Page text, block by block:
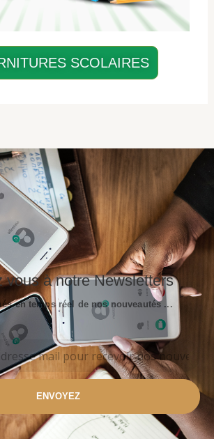
SCOLAIRES
vous à notre Newsletters
en temps réel de nos nouveautés ...
ENVOYEZ